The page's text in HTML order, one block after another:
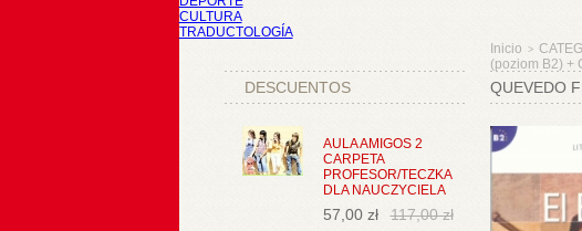
CULTURA
TRADUCTOLOGÍA
DESCUENTOS
AULA AMIGOS 2
CARPETA
PROFESOR/TECZKA
DLA NAUCZYCIELA
57,00 zł 117,00 zł
Inicio >
(poziom B2) +
QUEVEDO